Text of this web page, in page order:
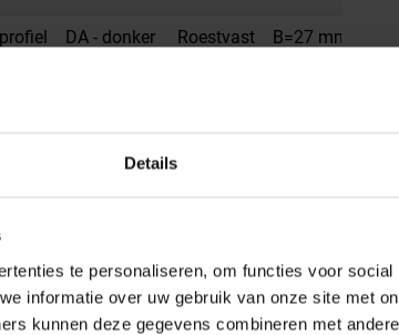
Details
te personaliseren, om functies voor social
informatie over uw gebruik van onze site met
kunnen deze gegevens combineren met
DA - donker
Roestvast
B=27 mm
antraciet
staal V2A
FG -
voegengrijs
Roestvast
staal V2A
B=27 mm